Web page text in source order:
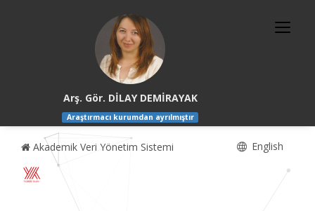
Arş. Gör. DİLAY DEMİRAYAK
Araştırmacı kurumdan ayrılmıştır
Akademik Veri Yönetim Sistemi English